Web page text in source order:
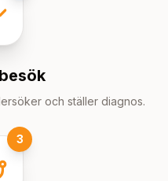
och ställer diagnos.
3